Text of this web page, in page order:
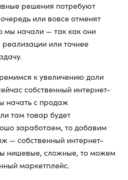
решения потребуют
или вовсе отменят
мы начали — так как они
или точнее
к увеличению доли
собственный интернет-
начать с продаж
там товар будет
заработаем, то добавим
— собственный интернет-
нишевые, сложные, то можем
маркетплейс.